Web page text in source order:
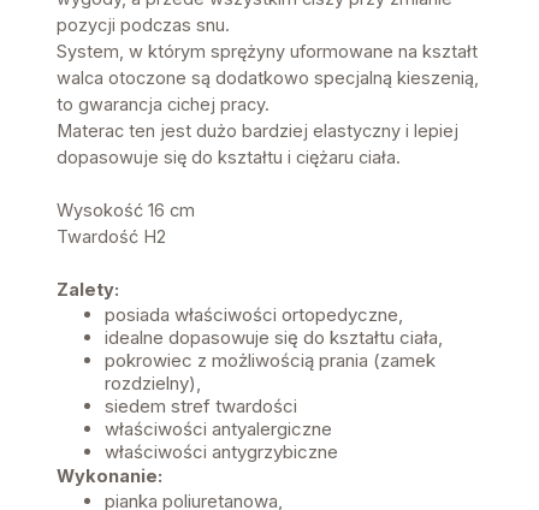
pozycji podczas snu.
System, w którym sprężyny uformowane na kształt
walca otoczone są dodatkowo specjalną kieszenią,
to gwarancja cichej pracy.
Materac ten jest dużo bardziej elastyczny i lepiej
dopasowuje się do kształtu i ciężaru ciała.
Wysokość 16 cm
Twardość H2
Zalety:
posiada właściwości ortopedyczne,
idealne dopasowuje się do kształtu ciała,
pokrowiec z możliwością prania (zamek
rozdzielny),
siedem stref twardości
właściwości antyalergiczne
właściwości antygrzybiczne
Wykonanie:
pianka poliuretanowa,